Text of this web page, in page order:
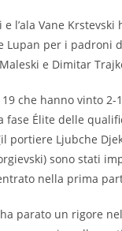
l’ala Vane
Lupan per i padroni
e Dimitar
che hanno vinto
fase Élite delle
portiere Ljubche
sono stati
nella prima
parato un rigore